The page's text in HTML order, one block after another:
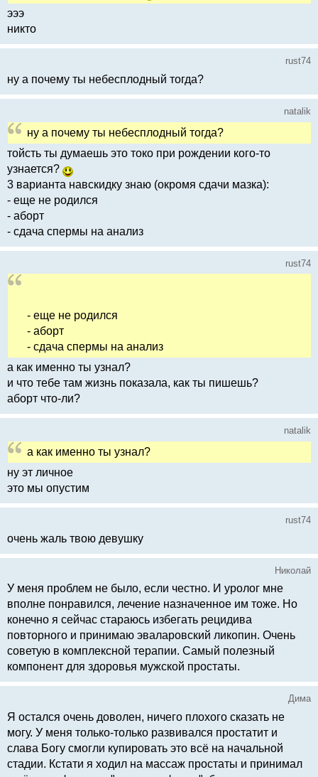
эээ
никто
rust74
ну а почему ты небесплодный тогда?
natalik
ну а почему ты небесплодный тогда?
тойсть ты думаешь это токо при рождении кого-то
узнается?
3 варианта навскидку знаю (окромя сдачи мазка):
- еще не родился
- аборт
- сдача спермы на анализ
rust74
- еще не родился
- аборт
- сдача спермы на анализ
а как именно ты узнал?
и что тебе там жизнь показала, как ты пишешь?
аборт что-ли?
natalik
а как именно ты узнал?
ну эт личное
это мы опустим
rust74
очень жаль твою девушку
Николай
У меня проблем не было, если честно. И уролог мне
вполне понравился, лечение назначенное им тоже. Но
конечно я сейчас стараюсь избегать рецидива
повторного и принимаю эваларовский ликопин. Очень
советую в комплексной терапии. Самый полезный
компонент для здоровья мужской простаты.
Дима
Я остался очень доволен, ничего плохого сказать не
могу. У меня только-только развивался простатит и
слава Богу смогли купировать это всё на начальной
стадии. Кстати я ходил на массаж простаты и принимал